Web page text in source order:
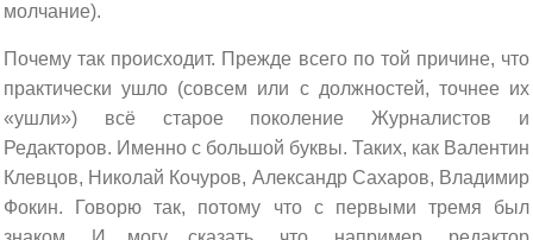
молчание).
Почему так происходит. Прежде всего по той причине, что
практически ушло (совсем или с должностей, точнее их
«ушли») всё старое поколение Журналистов и
Редакторов. Именно с большой буквы. Таких, как Валентин
Клевцов, Николай Кочуров, Александр Сахаров, Владимир
Фокин. Говорю так, потому что с первыми тремя был